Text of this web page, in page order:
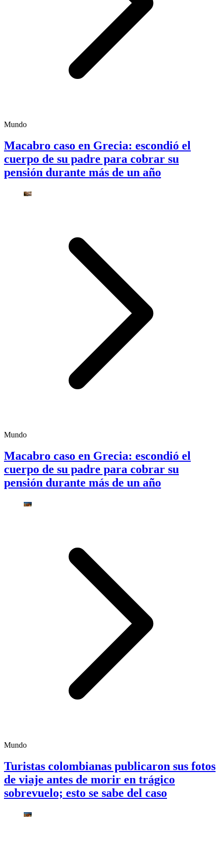
Mundo
Macabro caso en Grecia: escondió el
cuerpo de su padre para cobrar su
pensión durante más de un año
Mundo
Macabro caso en Grecia: escondió el
cuerpo de su padre para cobrar su
pensión durante más de un año
Mundo
Turistas colombianas publicaron sus fotos
de viaje antes de morir en trágico
sobrevuelo; esto se sabe del caso